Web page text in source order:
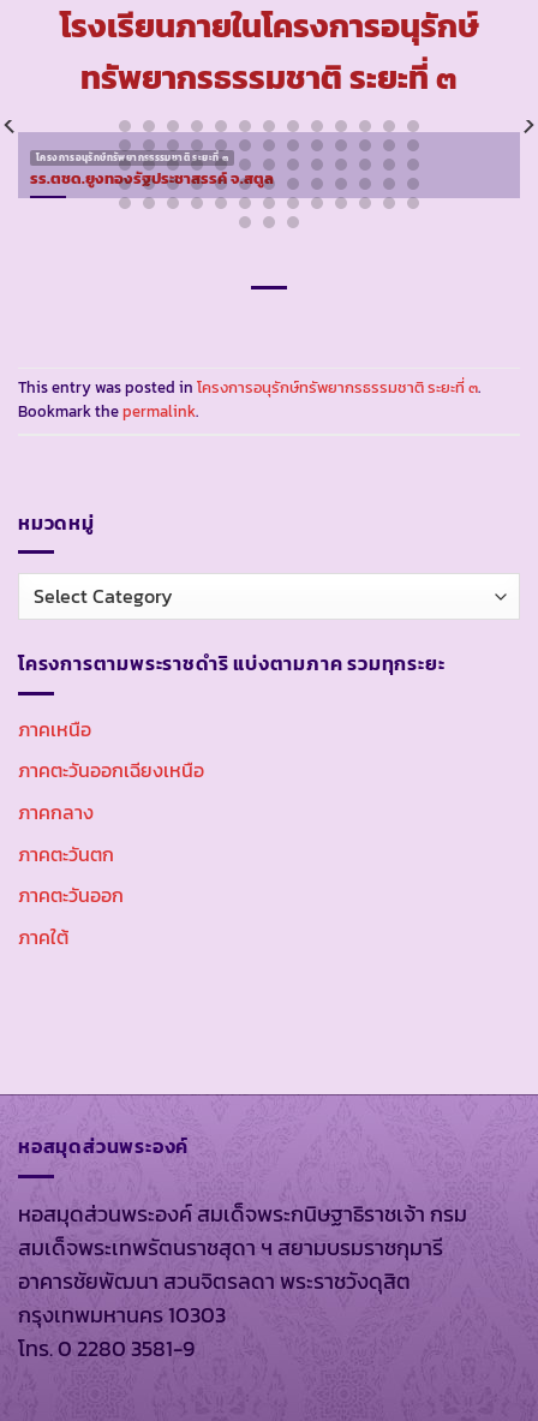
โรงเรียนภายในโครงการอนุรักษ์
ทรัพยากรธรรมชาติ ระยะที่ ๓
โครงการอนุรักษ์ทรัพยากรธรรมชาติ ระยะที่ ๓
รร.ตชด.ยูงทองรัฐประชาสรรค์ จ.สตูล
This entry was posted in โครงการอนุรักษ์ทรัพยากรธรรมชาติ ระยะที่ ๓.
Bookmark thepermalink.
หมวดหมู่
หมวด
หมู่
โครงการตามพระราชดำริ แบ่งตามภาค รวมทุกระยะ
ภาคเหนือ
ภาคตะวันออกเฉียงเหนือ
ภาคกลาง
ภาคตะวันตก
ภาคตะวันออก
ภาคใต้
หอสมุดส่วนพระองค์
หอสมุดส่วนพระองค์ สมเด็จพระกนิษฐาธิราชเจ้า กรม
สมเด็จพระเทพรัตนราชสุดา ฯ สยามบรมราชกุมารี
อาคารชัยพัฒนา สวนจิตรลดา พระราชวังดุสิต
กรุงเทพมหานคร 10303
โทร. 0 2280 3581-9